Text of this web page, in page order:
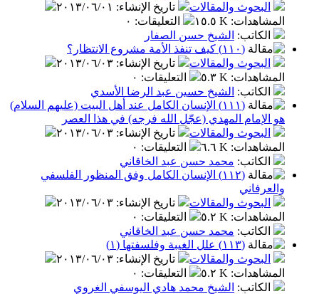
البحوث والمقالات
تاريخ الإنشاء: ٢٠١٣/٠٦/٠١
المشاهدات: ١٥.٥ K التعليقات: ٠
الكاتب: الشيخ حسن الصفار
(١١٠) كيف تنفذ الأمة مشروع الانتظار؟
البحوث والمقالات
تاريخ الإنشاء: ٢٠١٣/٠٦/٠٣
المشاهدات: ٥.٣ K التعليقات: ٠
الكاتب: الشيخ حسين عبد الرضا الأسدي
(١١١) الإنسان الكامل عند أهل البيت (عليهم السلام)
هو الإمام المهدي (عجّل الله فرجه) في هذا العصر
البحوث والمقالات
تاريخ الإنشاء: ٢٠١٣/٠٦/٠٣
المشاهدات: ٦.٦ K التعليقات: ٠
الكاتب: محمد حسن عبد الخاقاني
(١١٢) الإنسان الكامل وفق المنظور الفلسفي
والعرفاني
البحوث والمقالات
تاريخ الإنشاء: ٢٠١٣/٠٦/٠٣
المشاهدات: ٥.٢ K التعليقات: ٠
الكاتب: محمد حسن عبد الخاقاني
(١١٣) علل الغيبة وفلسفتها (١)
البحوث والمقالات
تاريخ الإنشاء: ٢٠١٣/٠٦/٠٣
المشاهدات: ٥.٢ K التعليقات: ٠
الكاتب: الشيخ محمد هادي اليوسفي الغروي